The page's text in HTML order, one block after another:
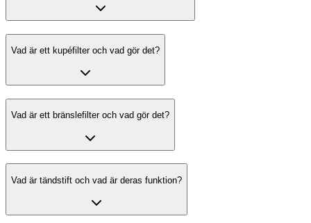
Vad är ett kupéfilter och vad gör det?
Vad är ett bränslefilter och vad gör det?
Vad är tändstift och vad är deras funktion?